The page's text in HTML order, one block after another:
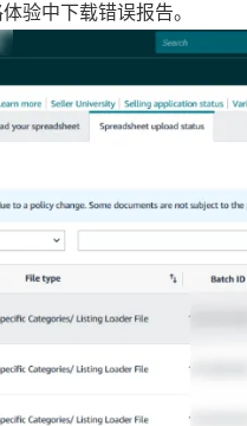
验中下载错误报告。